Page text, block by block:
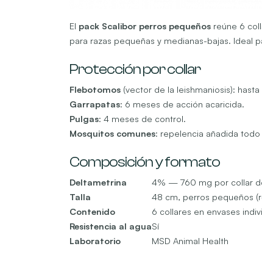
El pack Scalibor perros pequeños reúne 6
para razas pequeñas y medianas-bajas. Ideal
Protección por collar
Flebotomos (vector de la leishmaniosis):
Garrapatas: 6 meses de acción acaricida.
Pulgas: 4 meses de control.
Mosquitos comunes: repelencia añadida todo
Composición y formato
Deltametrina
4% — 760 mg por collar
Talla
48 cm, perros pequeños
Contenido
6 collares en envases
Resistencia al aguaSí
Laboratorio
MSD Animal Health